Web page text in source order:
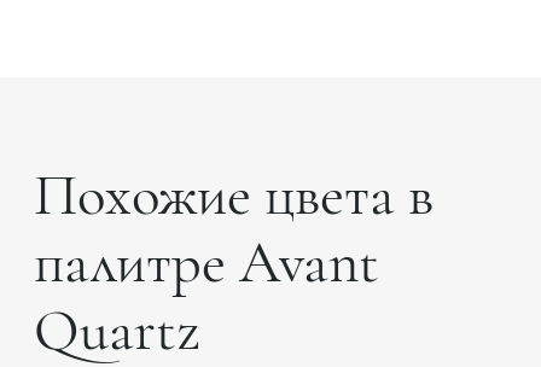
Похожие цвета в
палитре Avant
Quartz